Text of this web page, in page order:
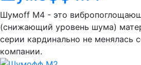
Шумоff M4 - это
(снижающий уровень шума)
серии кардинально не менялась
компании.